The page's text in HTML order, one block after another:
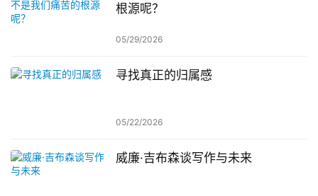
根源呢？
05/29/2026
寻找真正的归属感
05/22/2026
威廉·吉布森谈写作与未来